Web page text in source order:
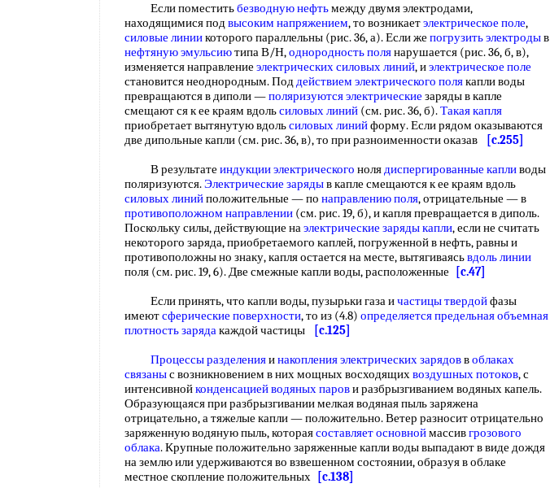
Если поместитьбезводную нефтьмежду двумя электродами,
находящимися подвысоким напряжением, то возникаетэлектрическое поле,
силовые линиикоторого параллельны (рис. 36, а). Если же погрузить электродыв
нефтяную эмульсиютипа В/Н,однородность полянарушается (рис. 36, б, в),
изменяется направление электрических силовых линий, иэлектрическое поле
становится неоднородным. Поддействием электрического полякапли воды
превращаются в диполи —поляризуются электрические заряды в капле
смещают ся к ее краям вдольсиловых линий (см. рис. 36, б).Такая капля
приобретает вытянутую вдольсиловых линийформу. Если рядом оказываются
две дипольные капли (см. рис. 36, в), то при разноименности оказав
[c.255]
В результате индукции электрического нолядиспергированные капливоды
поляризуются.Электрические зарядыв капле смещаются к ее краям вдоль
силовых линийположительные — по направлению поля, отрицательные — в
противоположном направлении (см. рис. 19, б), и капля превращается в диполь.
Поскольку силы, действующие наэлектрические заряды капли, если не считать
некоторого заряда, приобретаемого каплей, погруженной в нефть, равны и
противоположны но знаку, капля остается на месте, вытягиваясьвдоль линии
поля (см. рис. 19, 6). Две смежные капли воды, расположенные
[c.47]
Если принять, что капли воды, пузырьки газа ичастицы твердойфазы
имеютсферические поверхности, то из (4.8) определяется предельнаяобъемная
плотность зарядакаждой частицы
[c.125]
Процессы разделенияинакопления электрических зарядоввоблаках
связаныс возникновением в них мощных восходящихвоздушных потоков, с
интенсивнойконденсацией водяных парови разбрызгиванием водяных капель.
Образующаяся при разбрызгивании мелкая водяная пыль заряжена
отрицательно, а тяжелые капли — положительно. Ветер разносит отрицательно
заряженную водяную пыль, котораясоставляет основноймассивгрозового
облака. Крупные положительно заряженные капли воды выпадают в виде дождя
на землю или удерживаются во взвешенном состоянии, образуя в облаке
местное скопление положительных
[c.138]